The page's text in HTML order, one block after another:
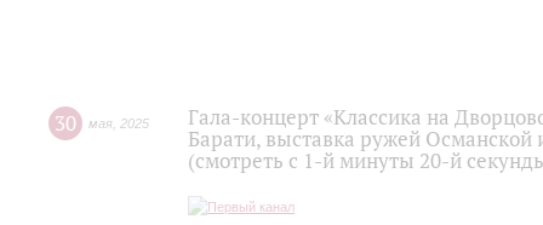
30 мая 2025
Гала-концерт «Классика на
Барати, выставка ружей
(смотреть с 1-й минуты 20-й